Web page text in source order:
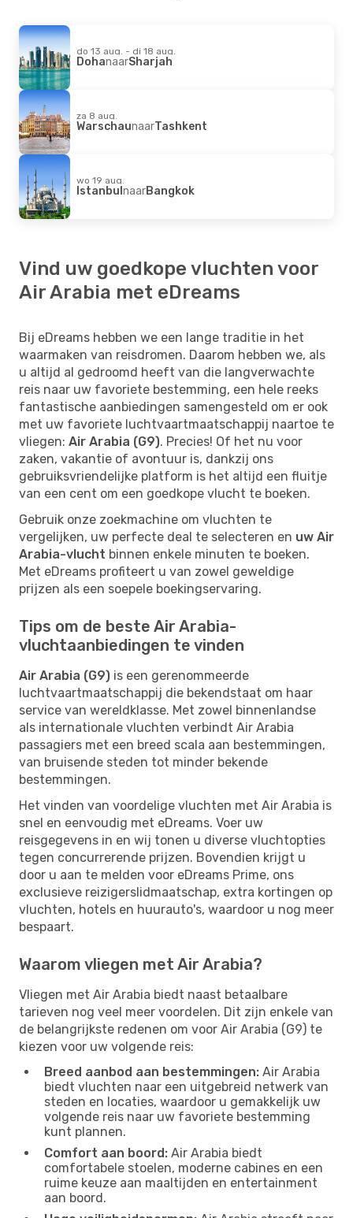
do 13 aug. - di 18 aug.
DohanaarSharjah
za 8 aug.
WarschaunaarTashkent
wo 19 aug.
IstanbulnaarBangkok
Vind uw goedkope vluchten voor
Air Arabia met eDreams
Bij eDreams hebben we een lange traditie in het
waarmaken van reisdromen. Daarom hebben we, als
u altijd al gedroomd heeft van die langverwachte
reis naar uw favoriete bestemming, een hele reeks
fantastische aanbiedingen samengesteld om er ook
met uw favoriete luchtvaartmaatschappij naartoe te
vliegen: Air Arabia (G9). Precies! Of het nu voor
zaken, vakantie of avontuur is, dankzij ons
gebruiksvriendelijke platform is het altijd een fluitje
van een cent om een goedkope vlucht te boeken.
Gebruik onze zoekmachine om vluchten te
vergelijken, uw perfecte deal te selecteren en uw Air
Arabia-vlucht binnen enkele minuten te boeken.
Met eDreams profiteert u van zowel geweldige
prijzen als een soepele boekingservaring.
Tips om de beste Air Arabia-
vluchtaanbiedingen te vinden
Air Arabia (G9) is een gerenommeerde
luchtvaartmaatschappij die bekendstaat om haar
service van wereldklasse. Met zowel binnenlandse
als internationale vluchten verbindt Air Arabia
passagiers met een breed scala aan bestemmingen,
van bruisende steden tot minder bekende
bestemmingen.
Het vinden van voordelige vluchten met Air Arabia is
snel en eenvoudig met eDreams. Voer uw
reisgegevens in en wij tonen u diverse vluchtopties
tegen concurrerende prijzen. Bovendien krijgt u
door u aan te melden voor eDreams Prime, ons
exclusieve reizigerslidmaatschap, extra kortingen op
vluchten, hotels en huurauto's, waardoor u nog meer
bespaart.
Waarom vliegen met Air Arabia?
Vliegen met Air Arabia biedt naast betaalbare
tarieven nog veel meer voordelen. Dit zijn enkele van
de belangrijkste redenen om voor Air Arabia (G9) te
kiezen voor uw volgende reis:
Breed aanbod aan bestemmingen: Air Arabia
biedt vluchten naar een uitgebreid netwerk van
steden en locaties, waardoor u gemakkelijk uw
volgende reis naar uw favoriete bestemming
kunt plannen.
Comfort aan boord: Air Arabia biedt
comfortabele stoelen, moderne cabines en een
ruime keuze aan maaltijden en entertainment
aan boord.